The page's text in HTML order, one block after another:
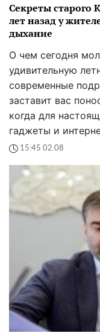
Секреты старого
лет назад у
дыхание
О чем сегодня
удивительную
современные
заставит вас
когда для
гаджеты и
15:45 02.08